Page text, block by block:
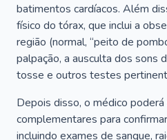
batimentos cardíacos. Além
físico do tórax, que inclui a
região (normal, “peito de
palpação, a ausculta dos sons
tosse e outros testes
Depois disso, o médico
complementares para
incluindo exames de sangue,